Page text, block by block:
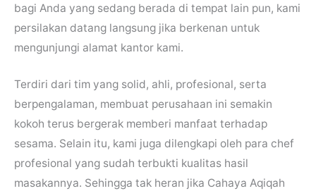
bagi Anda yang sedang berada di tempat lain pun, kami
persilakan datang langsung jika berkenan untuk
mengunjungi alamat kantor kami.
Terdiri dari tim yang solid, ahli, profesional, serta
berpengalaman, membuat perusahaan ini semakin
kokoh terus bergerak memberi manfaat terhadap
sesama. Selain itu, kami juga dilengkapi oleh para chef
profesional yang sudah terbukti kualitas hasil
masakannya. Sehingga tak heran jika Cahaya Aqiqah